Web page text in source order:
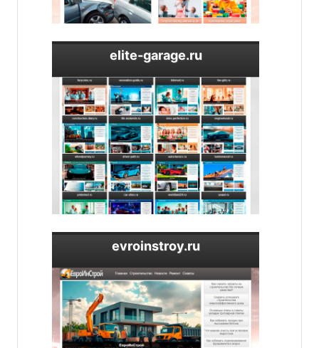
elite-garage.ru
evroinstroy.ru